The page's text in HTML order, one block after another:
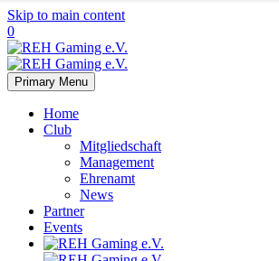
Skip to main content
0
Primary Menu
Home
Club
Mitgliedschaft
Management
Ehrenamt
News
Partner
Events